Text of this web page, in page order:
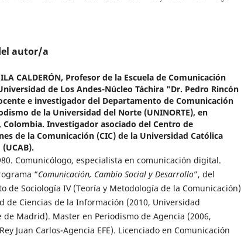
autor/a
CALDERÓN, Profesor de la Escuela de Comunicación
de Los Andes-Núcleo Táchira "Dr. Pedro Rincón
e investigador del Departamento de Comunicación
de la Universidad del Norte (UNINORTE), en
Colombia. Investigador asociado del Centro de
de la Comunicación (CIC) de la Universidad Católica
Comunicólogo, especialista en comunicación digital.
“Comunicación, Cambio Social y Desarrollo”, del
de Sociología IV (Teoría y Metodología de la Comunicación)
de Ciencias de la Información (2010, Universidad
de Madrid). Master en Periodismo de Agencia (2006,
Juan Carlos-Agencia EFE). Licenciado en Comunicación